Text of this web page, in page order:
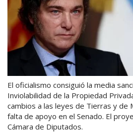
El oficialismo consiguió la media
Inviolabilidad de la Propiedad
cambios a las leyes de Tierras y de
falta de apoyo en el Senado. El
Cámara de Diputados.